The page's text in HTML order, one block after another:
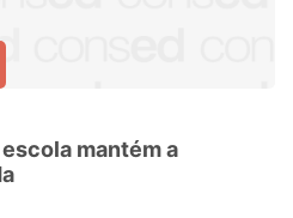
mantém a